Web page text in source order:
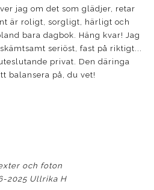
jag om det som glädjer, retar
är roligt, sorgligt, härligt och
bara dagbok. Häng kvar! Jag
seriöst, fast på riktigt...
privat. Den däringa
balansera på, du vet!
och foton
2025 Ullrika H